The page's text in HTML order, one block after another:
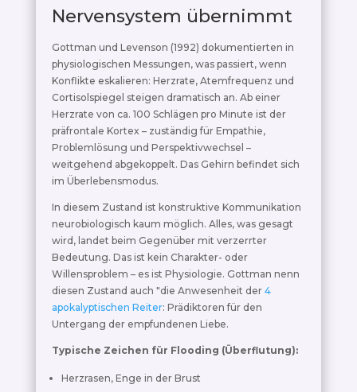
Nervensystem übernimmt
Gottman und Levenson (1992) dokumentierten in
physiologischen Messungen, was passiert, wenn
Konflikte eskalieren: Herzrate, Atemfrequenz und
Cortisolspiegel steigen dramatisch an. Ab einer
Herzrate von ca. 100 Schlägen pro Minute ist der
präfrontale Kortex – zuständig für Empathie,
Problemlösung und Perspektivwechsel –
weitgehend abgekoppelt. Das Gehirn befindet sich
im Überlebensmodus.
In diesem Zustand ist konstruktive Kommunikation
neurobiologisch kaum möglich. Alles, was gesagt
wird, landet beim Gegenüber mit verzerrter
Bedeutung. Das ist kein Charakter- oder
Willensproblem – es ist Physiologie. Gottman nenn
diesen Zustand auch "die Anwesenheit der 4
apokalyptischen Reiter: Prädiktoren für den
Untergang der empfundenen Liebe.
Typische Zeichen für Flooding (Überflutung):
Herzrasen, Enge in der Brust